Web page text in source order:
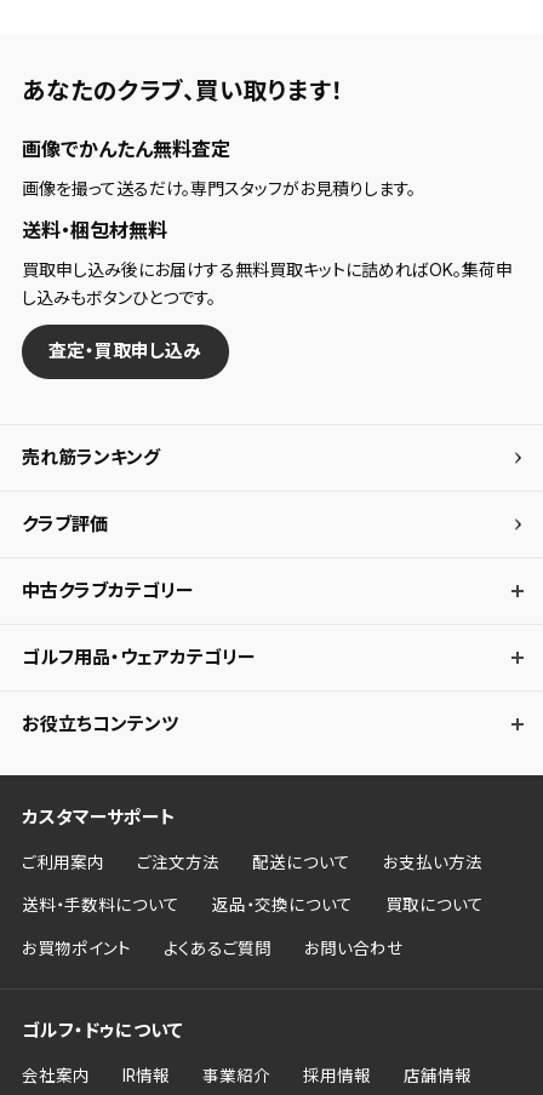
あなたのクラブ、 買い取ります！
画像でかんたん無料査定
画像を撮って送るだけ。専門スタッフがお見積りします。
送料・梱包材無料
買取申し込み後にお届けする無料買取キットに詰めればOK。集荷申
し込みもボタンひとつです。
査定・買取申し込み
売れ筋ランキング
クラブ評価
中古クラブカテゴリー
ゴルフ用品・ウェアカテゴリー
お役立ちコンテンツ
カスタマーサポート
ご利用案内 ご注文方法 配送について お支払い方法
送料・手数料について 返品・交換について 買取について
お買物ポイント よくあるご質問 お問い合わせ
ゴルフ・ドゥについて
会社案内 IR情報 事業紹介 採用情報 店舗情報